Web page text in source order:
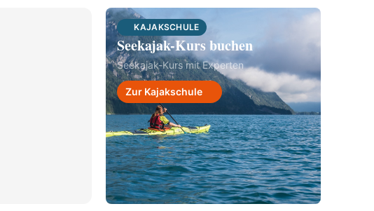
KAJAKSCHULE
Seekajak-Kurs buchen
Seekajak-Kurs mit Experten
Zur Kajakschule